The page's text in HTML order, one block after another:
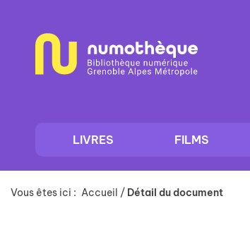
contenu
LIVRES FILMS
Vous êtes ici : Accueil / Détail du document